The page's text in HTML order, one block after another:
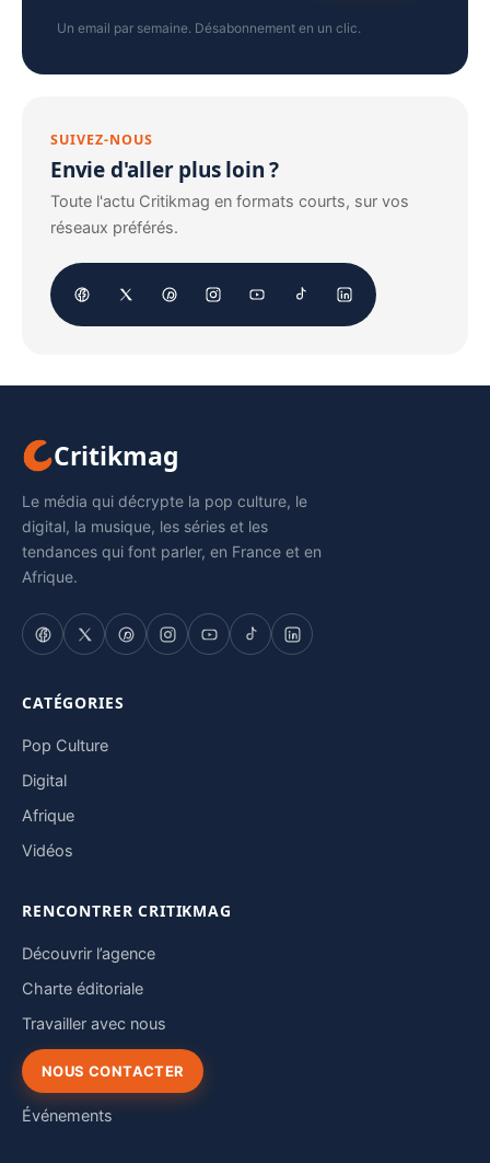
Un email par semaine. Désabonnement en un clic.
SUIVEZ-NOUS
Envie d'aller plus loin ?
Toute l'actu Critikmag en formats courts, sur vos
réseaux préférés.
Critikmag
Le média qui décrypte la pop culture, le
digital, la musique, les séries et les
tendances qui font parler, en France et en
Afrique.
CATÉGORIES
Pop Culture
Digital
Afrique
Vidéos
RENCONTRER CRITIKMAG
Découvrir l’agence
Charte éditoriale
Travailler avec nous
NOUS CONTACTER
Événements